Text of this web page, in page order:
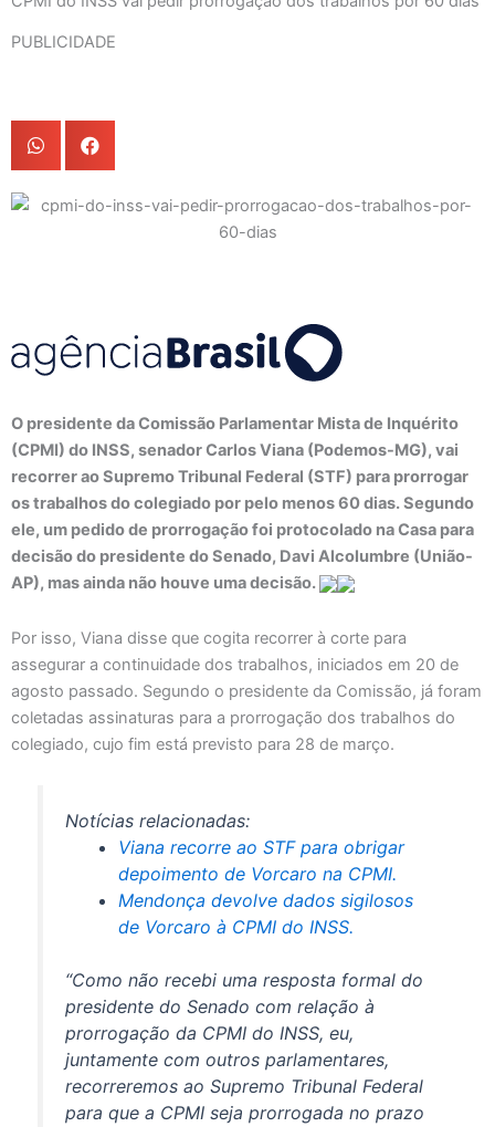
PUBLICIDADE
O presidente da Comissão Parlamentar Mista de Inquérito
(CPMI) do INSS, senador Carlos Viana (Podemos-MG), vai
recorrer ao Supremo Tribunal Federal (STF) para prorrogar
os trabalhos do colegiado por pelo menos 60 dias. Segundo
ele, um pedido de prorrogação foi protocolado na Casa para
decisão do presidente do Senado, Davi Alcolumbre (União-
AP), mas ainda não houve uma decisão.
Por isso, Viana disse que cogita recorrer à corte para
assegurar a continuidade dos trabalhos, iniciados em 20 de
agosto passado. Segundo o presidente da Comissão, já foram
coletadas assinaturas para a prorrogação dos trabalhos do
colegiado, cujo fim está previsto para 28 de março.
Notícias relacionadas:
Viana recorre ao STF para obrigar
depoimento de Vorcaro na CPMI.
Mendonça devolve dados sigilosos
de Vorcaro à CPMI do INSS.
“Como não recebi uma resposta formal do
presidente do Senado com relação à
prorrogação da CPMI do INSS, eu,
juntamente com outros parlamentares,
recorreremos ao Supremo Tribunal Federal
para que a CPMI seja prorrogada no prazo